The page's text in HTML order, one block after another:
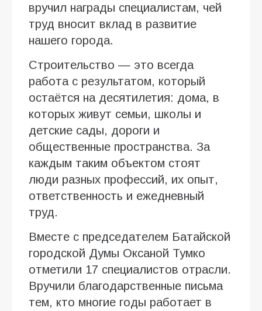
вручил награды специалистам, чей
труд вносит вклад в развитие
нашего города.
Строительство — это всегда
работа с результатом, который
остаётся на десятилетия: дома, в
которых живут семьи, школы и
детские сады, дороги и
общественные пространства. За
каждым таким объектом стоят
люди разных профессий, их опыт,
ответственность и ежедневный
труд.
Вместе с председателем Батайской
городской Думы Оксаной Тумко
отметили 17 специалистов отрасли.
Вручили благодарственные письма
тем, кто многие годы работает в